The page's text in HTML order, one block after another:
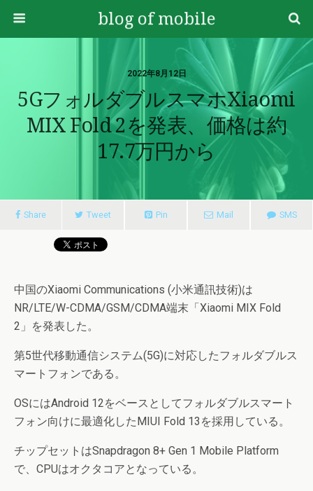
blog of mobile
2022年8月12日
5GフォルダブルスマホXiaomi
MIX Fold 2を発表、価格は約
17.7万円から
Share Tweet Pin Mail SMS
中国のXiaomi Communications (小米通訊技術)は
NR/LTE/W-CDMA/GSM/CDMA端末「Xiaomi MIX Fold
2」を発表した。
第5世代移動通信システム(5G)に対応したフォルダブルス
マートフォンである。
OSにはAndroid 12をベースとしてフォルダブルスマート
フォン向けに最適化したMIUI Fold 13を採用している。
チップセットはSnapdragon 8+ Gen 1 Mobile Platform
で、CPUはオクタコアとなっている。